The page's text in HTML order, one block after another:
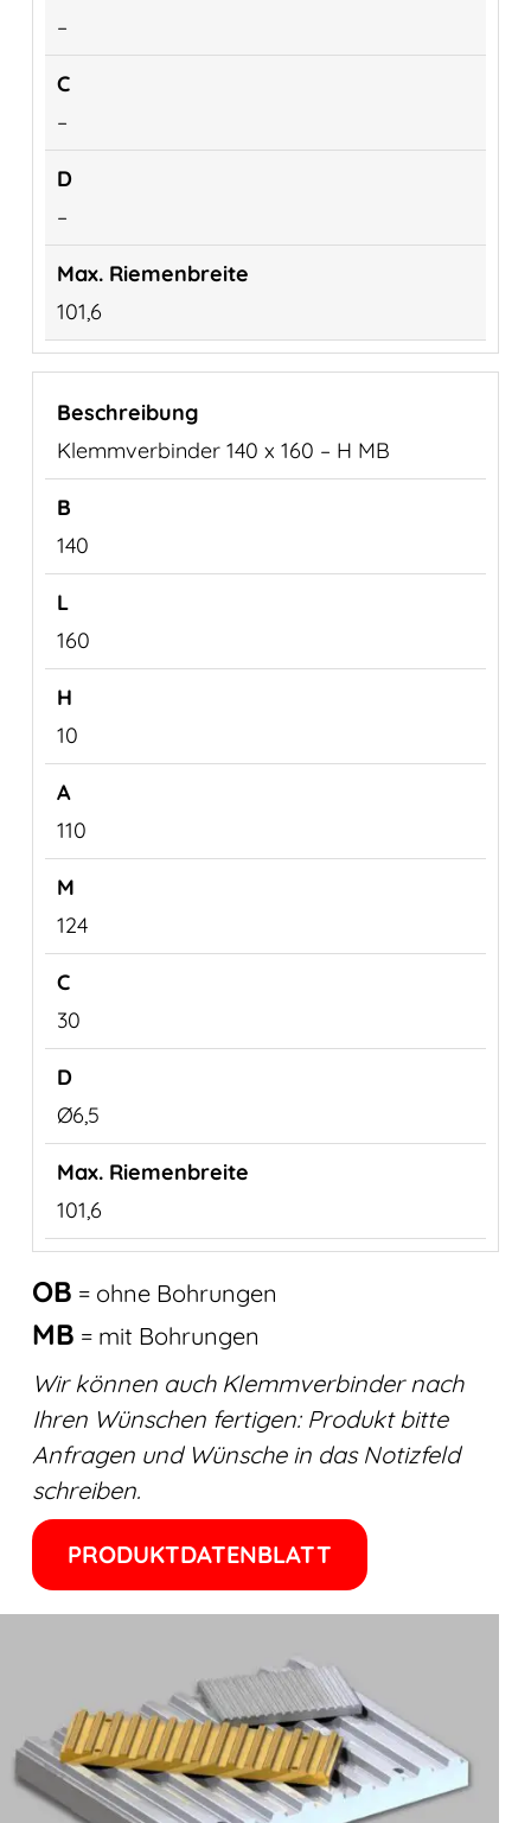
–
–
–
101,6
Klemmverbinder 140 x 160 – H MB
140
160
10
110
124
30
Ø6,5
101,6
OB = ohne Bohrungen
MB = mit Bohrungen
Wir können auch Klemmverbinder nach
Ihren Wünschen fertigen: Produkt bitte
Anfragen und Wünsche in das Notizfeld
schreiben.
PRODUKTDATENBLATT